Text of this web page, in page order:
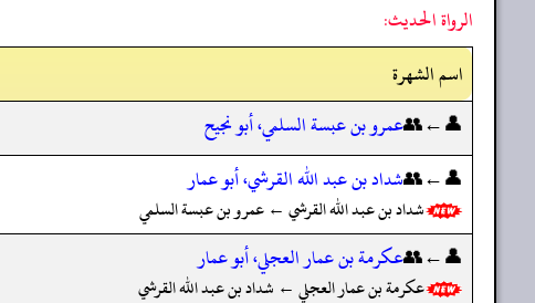
الرواة الحديث:
اسم الشهرة
👤←👥عمرو بن عبسة السلمي، أبو نجيح
👤←👥شداد بن عبد الله القرشي، أبو عمار
شداد بن عبد الله القرشي ← عمرو بن عبسة السلمي
👤←👥عكرمة بن عمار العجلي، أبو عمار
عكرمة بن عمار العجلي ← شداد بن عبد الله القرشي